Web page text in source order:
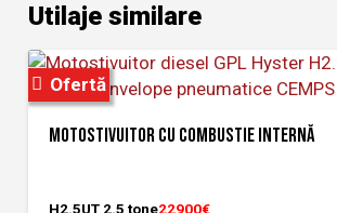
Utilaje similare
Ofertă
MOTOSTIVUITOR CU COMBUSTIE INTERNĂ
H2.5UT 2.5 tone22900€